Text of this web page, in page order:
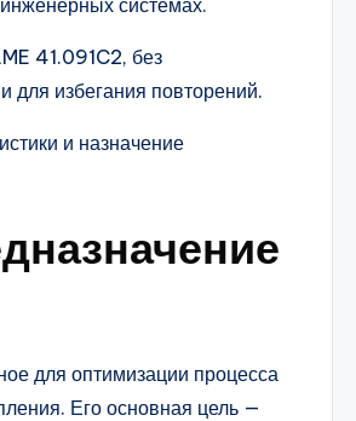
41.091C2, без
для избегания повторений.
и назначение
для оптимизации процесса
Его основная цель —